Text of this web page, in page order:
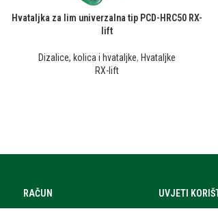
Hvataljka za lim univerzalna tip PCD-HRC50 RX-
lift
Dizalice, kolica i hvataljke, Hvataljke
RX-lift
RAČUN UVJETI